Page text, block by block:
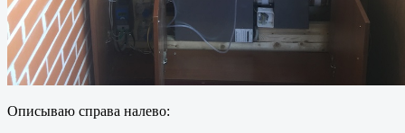
Описываю справа налево: